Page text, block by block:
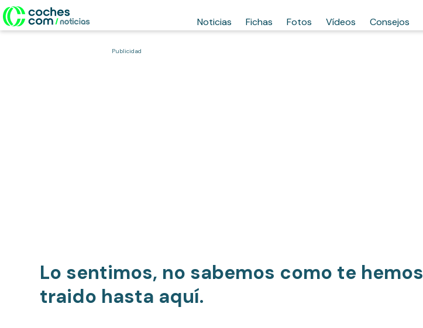
Noticias Fichas Fotos Vídeos Consejos
Publicidad
Lo sentimos, no sabemos como te hemos
traido hasta aquí.